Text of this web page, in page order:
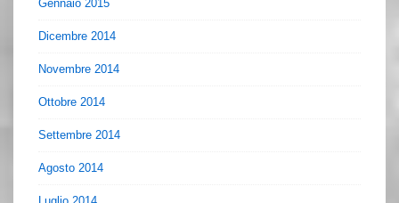
Gennaio 2015
Dicembre 2014
Novembre 2014
Ottobre 2014
Settembre 2014
Agosto 2014